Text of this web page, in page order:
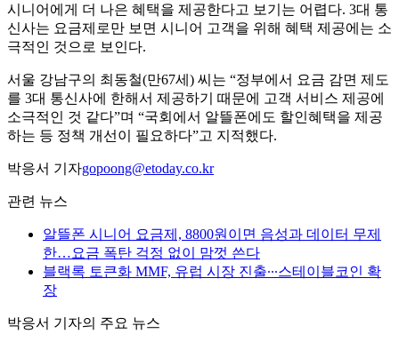
시니어에게 더 나은 혜택을 제공한다고 보기는 어렵다. 3대 통
신사는 요금제로만 보면 시니어 고객을 위해 혜택 제공에는 소
극적인 것으로 보인다.
서울 강남구의 최동철(만67세) 씨는 “정부에서 요금 감면 제도
를 3대 통신사에 한해서 제공하기 때문에 고객 서비스 제공에
소극적인 것 같다”며 “국회에서 알뜰폰에도 할인혜택을 제공
하는 등 정책 개선이 필요하다”고 지적했다.
박응서 기자gopoong@etoday.co.kr
관련 뉴스
알뜰폰 시니어 요금제, 8800원이면 음성과 데이터 무제
한…요금 폭탄 걱정 없이 맘껏 쓴다
블랙록 토큰화 MMF, 유럽 시장 진출∙∙∙스테이블코인 확
장
박응서 기자의 주요 뉴스